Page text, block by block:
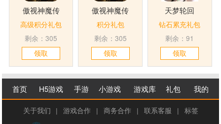
傲视神魔传
高级积分礼包
剩余：305
领取
傲视神魔传
积分礼包
剩余：305
领取
天梦轮回
钻石累充礼包
剩余：91
领取
首页 H5游戏 手游 小游戏 游戏库 礼包 我的
关于我们 | 游戏合作 | 商务合作 | 联系客服 | 标签